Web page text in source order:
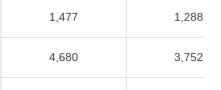
1,477 1,288
4,680 3,752